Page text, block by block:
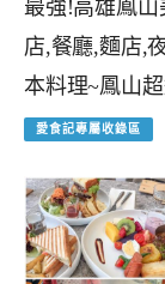
最強!高雄鳳山
店,餐廳,麵店,
本料理~鳳山
愛食記專屬收錄區